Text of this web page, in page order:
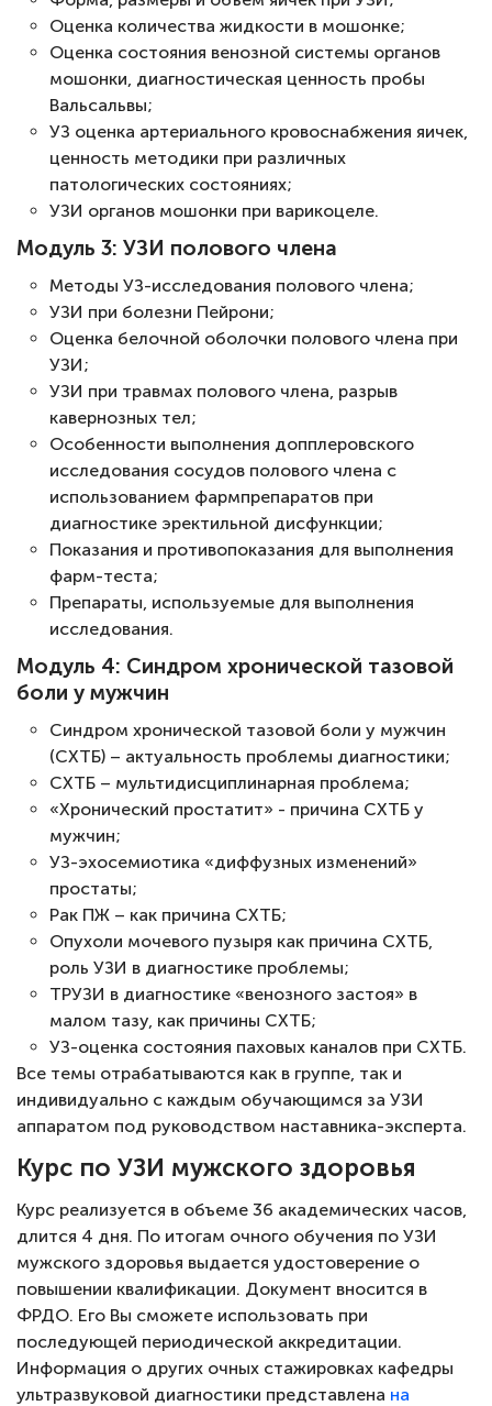
Оценка количества жидкости в мошонке;
Оценка состояния венозной системы органов
мошонки, диагностическая ценность пробы
Вальсальвы;
УЗ оценка артериального кровоснабжения яичек,
ценность методики при различных
патологических состояниях;
УЗИ органов мошонки при варикоцеле.
Модуль 3: УЗИ полового члена
Методы УЗ-исследования полового члена;
УЗИ при болезни Пейрони;
Оценка белочной оболочки полового члена при
УЗИ;
УЗИ при травмах полового члена, разрыв
кавернозных тел;
Особенности выполнения допплеровского
исследования сосудов полового члена с
использованием фармпрепаратов при
диагностике эректильной дисфункции;
Показания и противопоказания для выполнения
фарм-теста;
Препараты, используемые для выполнения
исследования.
Модуль 4: Синдром хронической тазовой
боли у мужчин
Синдром хронической тазовой боли у мужчин
(СХТБ) – актуальность проблемы диагностики;
СХТБ – мультидисциплинарная проблема;
«Хронический простатит» - причина СХТБ у
мужчин;
УЗ-эхосемиотика «диффузных изменений»
простаты;
Рак ПЖ – как причина СХТБ;
Опухоли мочевого пузыря как причина СХТБ,
роль УЗИ в диагностике проблемы;
ТРУЗИ в диагностике «венозного застоя» в
малом тазу, как причины СХТБ;
УЗ-оценка состояния паховых каналов при СХТБ.
Все темы отрабатываются как в группе, так и
индивидуально с каждым обучающимся за УЗИ
аппаратом под руководством наставника-эксперта.
Курс по УЗИ мужского здоровья
Курс реализуется в объеме 36 академических часов,
длится 4 дня. По итогам очного обучения по УЗИ
мужского здоровья выдается удостоверение о
повышении квалификации. Документ вносится в
ФРДО. Его Вы сможете использовать при
последующей периодической аккредитации.
Информация о других очных стажировках кафедры
ультразвуковой диагностики представлена на